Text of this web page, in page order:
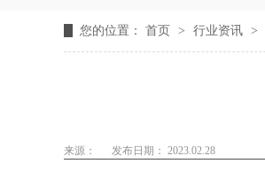
您的位置： 首页 > 行业资讯 >
来源： 发布日期： 2023.02.28